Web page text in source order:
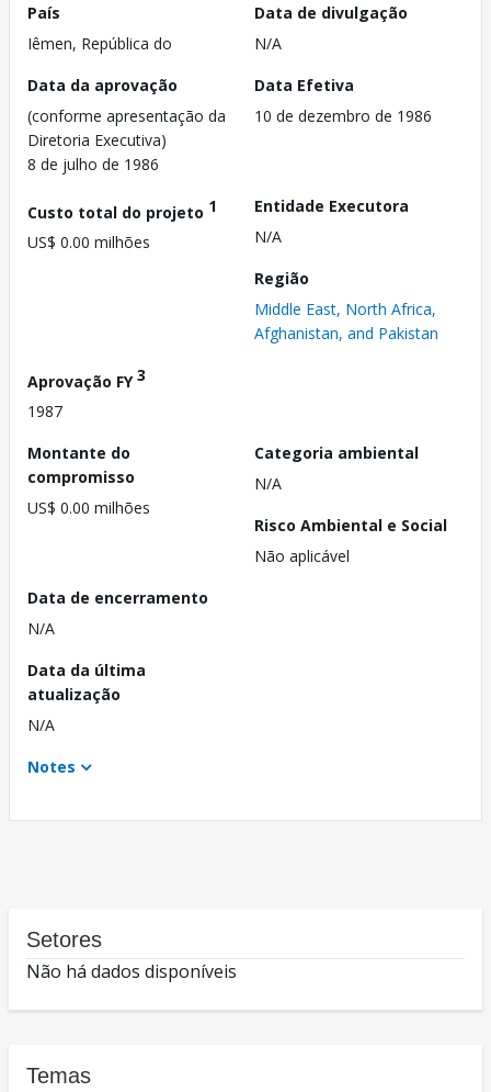
País
Iêmen, República do
Data de divulgação
N/A
Data da aprovação
(conforme apresentação da
Diretoria Executiva)
8 de julho de 1986
Data Efetiva
10 de dezembro de 1986
Custo total do projeto 1
US$ 0.00 milhões
Entidade Executora
N/A
Região
Middle East, North Africa,
Afghanistan, and Pakistan
Aprovação FY3
1987
Montante do
compromisso
US$ 0.00 milhões
Categoria ambiental
N/A
Risco Ambiental e Social
Não aplicável
Data de encerramento
N/A
Data da última
atualização
N/A
Notes
Setores
Não há dados disponíveis
Temas